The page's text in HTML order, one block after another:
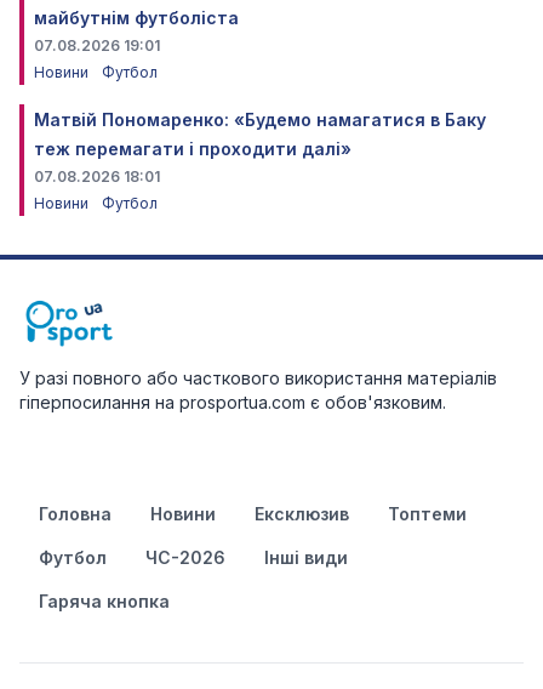
майбутнім футболіста
07.08.2026 19:01
Новини
Футбол
Матвій Пономаренко: «Будемо намагатися в Баку
теж перемагати і проходити далі»
07.08.2026 18:01
Новини
Футбол
У разі повного або часткового використання матеріалів
гіперпосилання на prosportua.com є обов'язковим.
Головна Новини Ексклюзив Топтеми
Футбол ЧС-2026 Інші види
Гаряча кнопка